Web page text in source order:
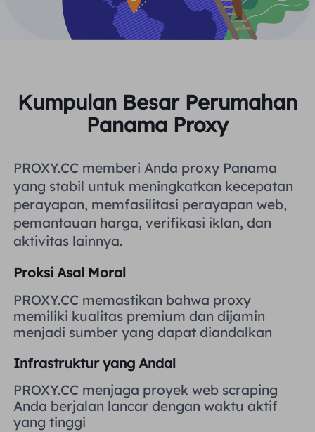
Pengikisan & Perayapan Web
Daftar Proksi Gratis
Amerika Serikat
Brazil
Rusia
Lebih Banyak Integrasi
Panduan Pengguna
Việt Nam
Indonesia
हिंदी
Português
Kumpulan Besar Perumahan
Panama Proxy
PROXY.CC memberi Anda proxy Panama
yang stabil untuk meningkatkan kecepatan
perayapan, memfasilitasi perayapan web,
pemantauan harga, verifikasi iklan, dan
aktivitas lainnya.
Proksi Asal Moral
PROXY.CC memastikan bahwa proxy
memiliki kualitas premium dan dijamin
menjadi sumber yang dapat diandalkan
Infrastruktur yang Andal
PROXY.CC menjaga proyek web scraping
Anda berjalan lancar dengan waktu aktif
yang tinggi